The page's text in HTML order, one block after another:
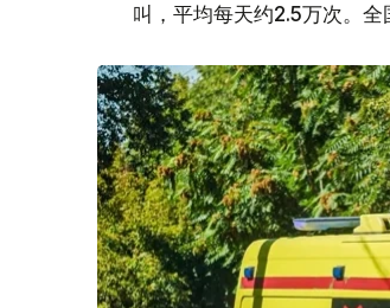
叫，平均每天约2.5万次。全